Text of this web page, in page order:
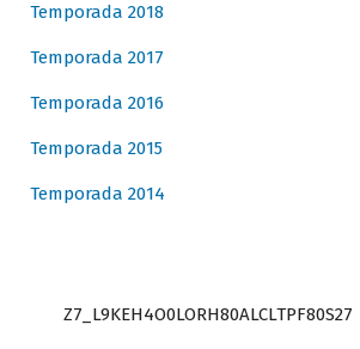
Temporada 2018
Temporada 2017
Temporada 2016
Temporada 2015
Temporada 2014
Z7_L9KEH4O0LORH80ALCLTPF80S27